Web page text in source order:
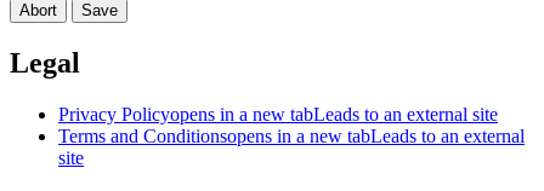
Abort Save
Legal
Privacy Policyopens in a new tabLeads to an external site
Terms and Conditionsopens in a new tabLeads to an external
site